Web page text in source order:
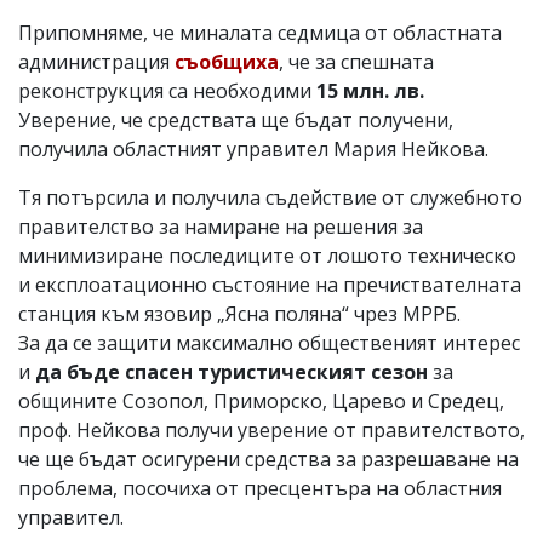
Припомняме, че миналата седмица от областната
администрация съобщиха, че за спешната
реконструкция са необходими 15 млн. лв.
Уверение, че средствата ще бъдат получени,
получила областният управител Мария Нейкова.
Тя потърсила и получила съдействие от служебното
правителство за намиране на решения за
минимизиране последиците от лошото техническо
и експлоатационно състояние на пречиствателната
станция към язовир „Ясна поляна“ чрез МРРБ.
За да се защити максимално общественият интерес
и да бъде спасен туристическият сезон за
общините Созопол, Приморско, Царево и Средец,
проф. Нейкова получи уверение от правителството,
че ще бъдат осигурени средства за разрешаване на
проблема, посочиха от пресцентъра на областния
управител.